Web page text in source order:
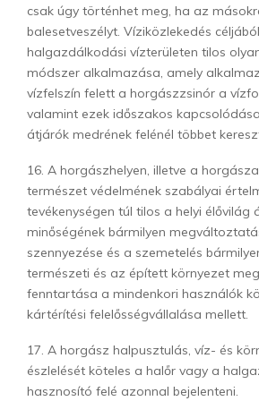
csak úgy történhet meg, ha az
balesetveszélyt. Víziközlekedés
halgazdálkodási vízterületen tilos
módszer alkalmazása, amely
vízfelszín felett a horgászzsinór a
valamint ezek időszakos
átjárók medrének felénél többet
16. A horgászhelyen, illetve a
természet védelmének szabályai
tevékenységen túl tilos a helyi élővilág
minőségének bármilyen
szennyezése és a szemetelés
természeti és az épített környezet
fenntartása a mindenkori használók
kártérítési felelősségvállalása mellett.
17. A horgász halpusztulás, víz- és
észlelését köteles a halőr vagy a
hasznosító felé azonnal bejelenteni.